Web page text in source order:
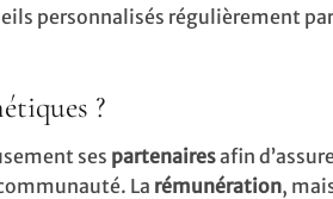
personnalisés régulièrement
?
ses partenairesafin
La rémunération,